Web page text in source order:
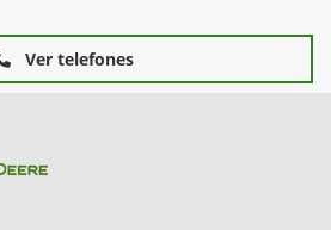
Ver telefones